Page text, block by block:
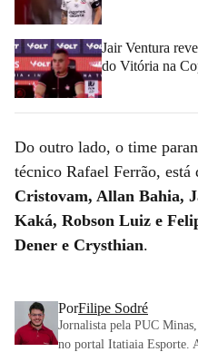
Jair Ventura
do Vitória na
Do outro lado, o time
técnico Rafael Ferrão,
Cristovam, Allan Bahia,
Kaká, Robson Luiz e
Dener e Crysthian.
PorFilipe Sodré
Jornalista pela PUC
no portal Itatiaia Esporte.